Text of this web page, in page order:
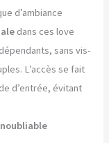
d’ambiance
dans ces love
sans vis-
L’accès se fait
d’entrée, évitant